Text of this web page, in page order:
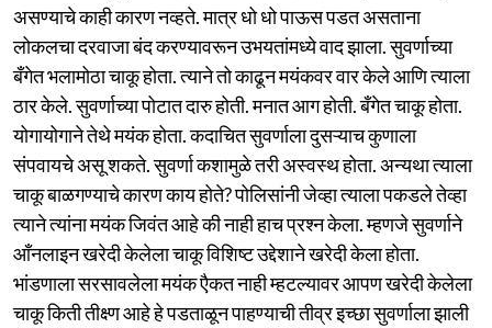
असण्याचे काही कारण नव्हते. मात्र धो धो पाऊस पडत असताना
लोकलचा दरवाजा बंद करण्यावरून उभयतांमध्ये वाद झाला. सुवर्णाच्या
बँगेत भलामोठा चाकू होता. त्याने तो काढून मयंकवर वार केले आणि त्याला
ठार केले. सुवर्णाच्या पोटात दारु होती. मनात आग होती. बँगेत चाकू होता.
योगायोगाने तेथे मयंक होता. कदाचित सुवर्णाला दुसऱ्याच कुणाला
संपवायचे असू शकते. सुवर्णा कशामुळे तरी अस्वस्थ होता. अन्यथा त्याला
चाकू बाळगण्याचे कारण काय होते? पोलिसांनी जेव्हा त्याला पकडले तेव्हा
त्याने त्यांना मयंक जिवंत आहे की नाही हाच प्रश्न केला. म्हणजे सुवर्णाने
आँनलाइन खरेदी केलेला चाकू विशिष्ट उद्देशाने खरेदी केला होता.
भांडणाला सरसावलेला मयंक एैकत नाही म्हटल्यावर आपण खरेदी केलेला
चाकू किती तीक्ष्ण आहे हे पडताळून पाहण्याची तीव्र इच्छा सुवर्णाला झाली